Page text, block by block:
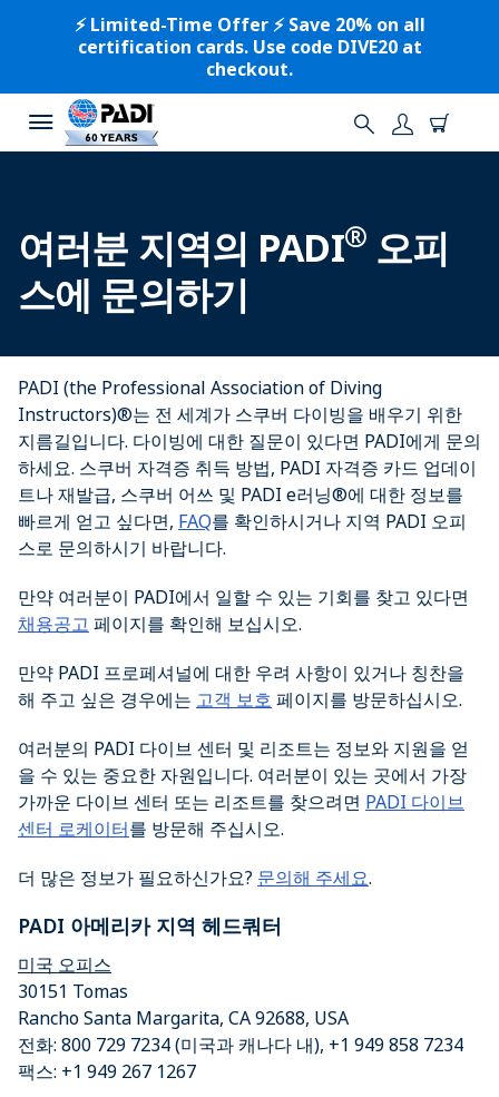
⚡️ Limited-Time Offer ⚡️ Save 20% on all
certification cards. Use code DIVE20 at
checkout.
여러분 지역의 PADI®오피
스에 문의하기
PADI (the Professional Association of Diving
Instructors)®는 전 세계가 스쿠버 다이빙을 배우기 위한
지름길입니다. 다이빙에 대한 질문이 있다면 PADI에게 문의
하세요. 스쿠버 자격증 취득 방법, PADI 자격증 카드 업데이
트나 재발급, 스쿠버 어쓰 및 PADI e러닝®에 대한 정보를
빠르게 얻고 싶다면, FAQ를 확인하시거나 지역 PADI 오피
스로 문의하시기 바랍니다.
만약 여러분이 PADI에서 일할 수 있는 기회를 찾고 있다면
채용공고 페이지를 확인해 보십시오.
만약 PADI 프로페셔널에 대한 우려 사항이 있거나 칭찬을
해 주고 싶은 경우에는 고객 보호 페이지를 방문하십시오.
여러분의 PADI 다이브 센터 및 리조트는 정보와 지원을 얻
을 수 있는 중요한 자원입니다. 여러분이 있는 곳에서 가장
가까운 다이브 센터 또는 리조트를 찾으려면 PADI 다이브
센터 로케이터를 방문해 주십시오.
더 많은 정보가 필요하신가요? 문의해 주세요.
PADI 아메리카 지역 헤드쿼터
미국 오피스
30151 Tomas
Rancho Santa Margarita, CA 92688, USA
전화: 800 729 7234 (미국과 캐나다 내), +1 949 858 7234
팩스: +1 949 267 1267